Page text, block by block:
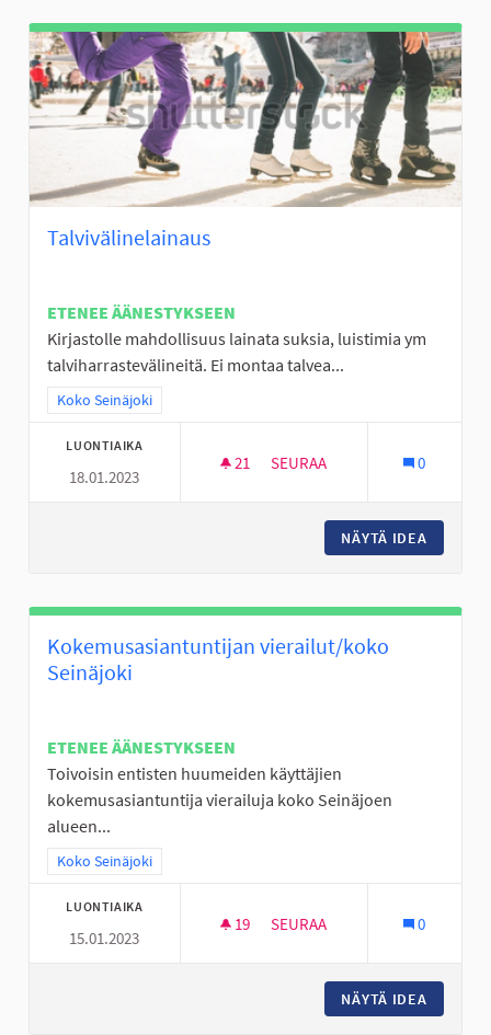
Talvivälinelainaus
ETENEE ÄÄNESTYKSEEN
Kirjastolle mahdollisuus lainata suksia, luistimia ym
talviharrastevälineitä. Ei montaa talvea...
Rajaa tulokset teeman mukaan: Koko Seinäjoki
Koko Seinäjoki
LUONTIAIKA
18.01.2023
21 21 SEURAAJAA
SEURAA 0
NÄYTÄ IDEA
Kokemusasiantuntijan vierailut/koko
Seinäjoki
ETENEE ÄÄNESTYKSEEN
Toivoisin entisten huumeiden käyttäjien
kokemusasiantuntija vierailuja koko Seinäjoen
alueen...
Rajaa tulokset teeman mukaan: Koko Seinäjoki
Koko Seinäjoki
LUONTIAIKA
15.01.2023
19 19 SEURAAJAA
SEURAA 0
NÄYTÄ IDEA